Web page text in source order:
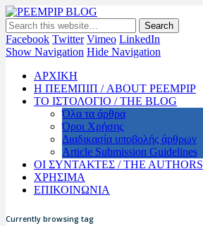
The official blog of PEEMPIP
Facebook Twitter Vimeo LinkedIn
Show Navigation Hide Navigation
ΑΡΧΙΚΗ
Η ΠΕΕΜΠΙΠ / ABOUT PEEMPIP
ΤΟ ΙΣΤΟΛΟΓΙΟ / THE BLOG
Όλα τα άρθρα
Όροι Χρήσης
Διαδικασία υποβολής άρθρων
Article Submission Guidelines
ΟΙ ΣΥΝΤΑΚΤΕΣ / THE AUTHORS
ΧΡΗΣΙΜΑ
ΕΠΙΚΟΙΝΩΝΙΑ
Currently browsing tag